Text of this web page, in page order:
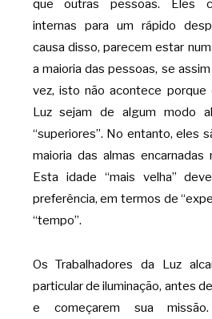
que outras pessoas. Eles
internas para um rápido
causa disso, parecem estar
a maioria das pessoas, se
vez, isto não acontece porque
Luz sejam de algum modo
“superiores”. No entanto, eles
maioria das almas encarnadas
Esta idade “mais velha”
preferência, em termos de
“tempo”.
Os Trabalhadores da Luz
particular de iluminação, antes
e começarem sua